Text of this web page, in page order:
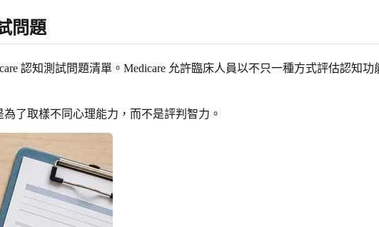
問題
認知測試問題清單。Medicare 允許臨床人員以不只一種方式評估認知
了取樣不同心理能力，而不是評判智力。